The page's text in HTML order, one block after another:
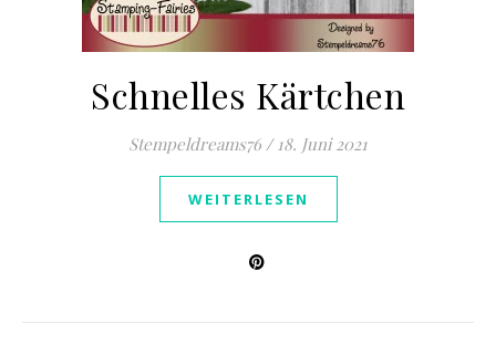
Schnelles Kärtchen
Stempeldreams76 / 18. Juni 2021
WEITERLESEN